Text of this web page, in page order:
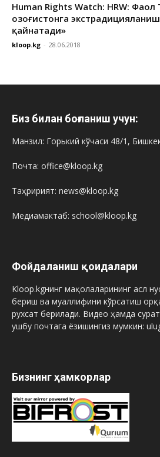
Human Rights Watch: HRW:
Қозоғистонга
қайнатади»
kloop.kg - 28.06.2018
Биз билан боғланиш учун:
Манзил: Горький кўчаси 48/1,
Почта: office@kloop.kg
Таҳририят: news@kloop.kg
Медиамактаб: school@kloop.kg
Фойдаланиш қоидалари
Kloop.kgнинг мақолаларининг асл
бериш ва муаллифини кўрсатиш
рухсат берилади. Видео ҳамда
ушбу почтага ёзишингиз мумкин:
Бизнинг ҳамкорлар